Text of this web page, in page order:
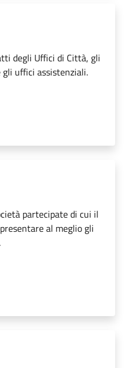
degli Uffici di Città, gli
uffici assistenziali.
partecipate di cui il
al meglio gli